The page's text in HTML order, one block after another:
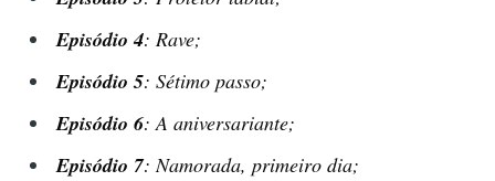
Episódio 4:Rave;
Episódio 5:Sétimo passo;
Episódio 6:A aniversariante;
Episódio 7:Namorada, primeiro dia;